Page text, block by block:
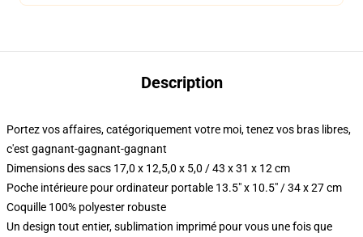
Description
Portez vos affaires, catégoriquement votre moi, tenez vos bras libres,
c'est gagnant-gagnant-gagnant
Dimensions des sacs 17,0 x 12,5,0 x 5,0 / 43 x 31 x 12 cm
Poche intérieure pour ordinateur portable 13.5" x 10.5" / 34 x 27 cm
Coquille 100% polyester robuste
Un design tout entier, sublimation imprimé pour vous une fois que